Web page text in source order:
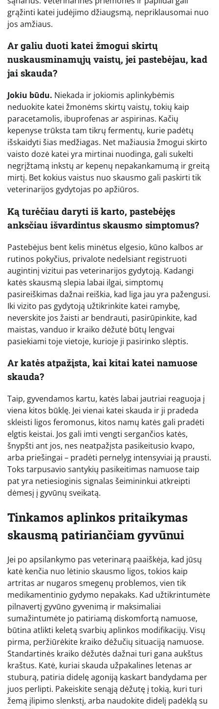
grąžinti katei judėjimo džiaugsmą, nepriklausomai nuo
jos amžiaus.
Ar galiu duoti katei žmogui skirtų
nuskausminamųjų vaistų, jei pastebėjau, kad
jai skauda?
Jokiu būdu. Niekada ir jokiomis aplinkybėmis
neduokite katei žmonėms skirtų vaistų, tokių kaip
paracetamolis, ibuprofenas ar aspirinas. Kačių
kepenyse trūksta tam tikrų fermentų, kurie padėtų
išskaidyti šias medžiagas. Net mažiausia žmogui skirto
vaisto dozė katei yra mirtinai nuodinga, gali sukelti
negrįžtamą inkstų ar kepenų nepakankamumą ir greitą
mirtį. Bet kokius vaistus nuo skausmo gali paskirti tik
veterinarijos gydytojas po apžiūros.
Ką turėčiau daryti iš karto, pastebėjęs
anksčiau išvardintus skausmo simptomus?
Pastebėjus bent kelis minėtus elgesio, kūno kalbos ar
rutinos pokyčius, privalote nedelsiant registruoti
augintinį vizitui pas veterinarijos gydytoją. Kadangi
katės skausmą slepia labai ilgai, simptomų
pasireiškimas dažnai reiškia, kad liga jau yra pažengusi.
Iki vizito pas gydytoją užtikrinkite katei ramybę,
neverskite jos žaisti ar bendrauti, pasirūpinkite, kad
maistas, vanduo ir kraiko dėžutė būtų lengvai
pasiekiami toje vietoje, kurioje ji pasirinko slėptis.
Ar katės atpažįsta, kai kitai katei namuose
skauda?
Taip, gyvendamos kartu, katės labai jautriai reaguoja į
viena kitos būklę. Jei vienai katei skauda ir ji pradeda
skleisti ligos feromonus, kitos namų katės gali pradėti
elgtis keistai. Jos gali imti vengti sergančios katės,
šnypšti ant jos, nes neatpažįsta pasikeitusio kvapo,
arba priešingai – pradėti pernelyg intensyviai ją prausti.
Toks tarpusavio santykių pasikeitimas namuose taip
pat yra netiesioginis signalas šeimininkui atkreipti
dėmesį į gyvūnų sveikatą.
Tinkamos aplinkos pritaikymas
skausmą patiriančiam gyvūnui
Jei po apsilankymo pas veterinarą paaiškėja, kad jūsų
katė kenčia nuo lėtinio skausmo ligos, tokios kaip
artritas ar nugaros smegenų problemos, vien tik
medikamentinio gydymo nepakaks. Kad užtikrintumėte
pilnavertį gyvūno gyvenimą ir maksimaliai
sumažintumėte jo patiriamą diskomfortą namuose,
būtina atlikti keletą svarbių aplinkos modifikacijų. Visų
pirma, peržiūrėkite kraiko dėžučių situaciją namuose.
Standartinės kraiko dėžutės dažnai turi gana aukštus
kraštus. Katė, kuriai skauda užpakalines letenas ar
stuburą, patiria didelę agoniją kaskart bandydama per
juos perlipti. Pakeiskite senąją dėžutę į tokią, kuri turi
žemą įlipimo slenkstį, arba naudokite didelį padėklą su